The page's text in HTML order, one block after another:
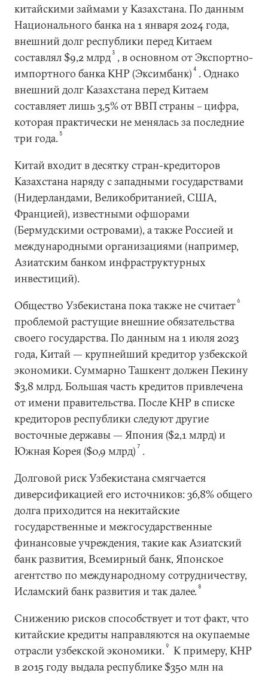
китайскими займами у Казахстана. По данным
Национального банка на 1 января 2024 года,
внешний долг республики перед Китаем
составлял $9,2 млрд3 , в основном от Экспортно-
импортного банка КНР (Эксимбанк) 4 . Однако
внешний долг Казахстана перед Китаем
составляет лишь 3,5% от ВВП страны – цифра,
которая практически не менялась за последние
три года. 5
Китай входит в десятку стран-кредиторов
Казахстана наряду с западными государствами
(Нидерландами, Великобританией, США,
Францией), известными офшорами
(Бермудскими островами), а также Россией и
международными организациями (например,
Азиатским банком инфраструктурных
инвестиций).
Общество Узбекистана пока также не считает6
проблемой растущие внешние обязательства
своего государства. По данным на 1 июля 2023
года, Китай — крупнейший кредитор узбекской
экономики. Суммарно Ташкент должен Пекину
$3,8 млрд. Большая часть кредитов привлечена
от имени правительства. После КНР в списке
кредиторов республики следуют другие
восточные державы — Япония ($2,1 млрд) и
Южная Корея ($0,9 млрд) 7 .
Долговой риск Узбекистана смягчается
диверсификацией его источников: 36,8% общего
долга приходится на некитайские
государственные и межгосударственные
финансовые учреждения, такие как Азиатский
банк развития, Всемирный банк, Японское
агентство по международному сотрудничеству,
Исламский банк развития и так далее. 8
Снижению рисков способствует и тот факт, что
китайские кредиты направляются на окупаемые
отрасли узбекской экономики.9
К примеру, КНР
в 2015 году выдала республике $350 млн на